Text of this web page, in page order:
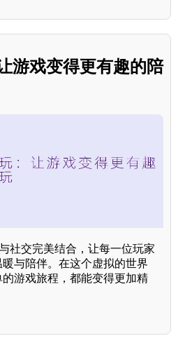
游戏变得更有趣的陪
社交完美结合，让每一位玩家
与陪伴。在这个虚拟的世界
游戏旅程，都能变得更加精